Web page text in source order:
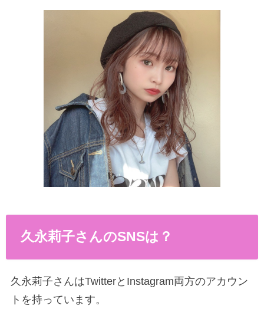
久永莉子さんのSNSは？
久永莉子さんはTwitterとInstagram両方のアカウン
トを持っています。